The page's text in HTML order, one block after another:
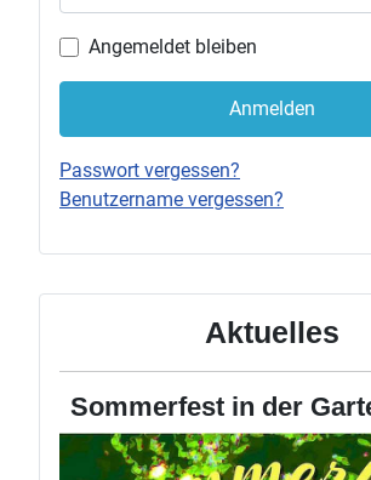
Aktuelles
Sommerfest in der
Angemeldet bleiben
Anmelden
Passwort vergessen?
Benutzername vergessen?